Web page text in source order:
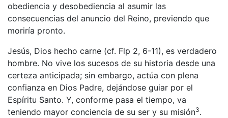
obediencia y desobediencia al asumir las
consecuencias del anuncio del Reino, previendo que
moriría pronto.
Jesús, Dios hecho carne (cf. Flp 2, 6-11), es verdadero
hombre. No vive los sucesos de su historia desde una
certeza anticipada; sin embargo, actúa con plena
confianza en Dios Padre, dejándose guiar por el
Espíritu Santo. Y, conforme pasa el tiempo, va
teniendo mayor conciencia de su ser y su misión3.